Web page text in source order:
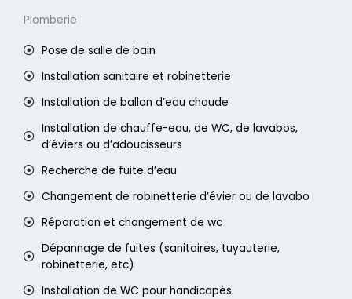
Plomberie
Pose de salle de bain
Installation sanitaire et robinetterie
Installation de ballon d’eau chaude
Installation de chauffe-eau, de WC, de lavabos,
d’éviers ou d’adoucisseurs
Recherche de fuite d’eau
Changement de robinetterie d’évier ou de lavabo
Réparation et changement de wc
Dépannage de fuites (sanitaires, tuyauterie,
robinetterie, etc)
Installation de WC pour handicapés